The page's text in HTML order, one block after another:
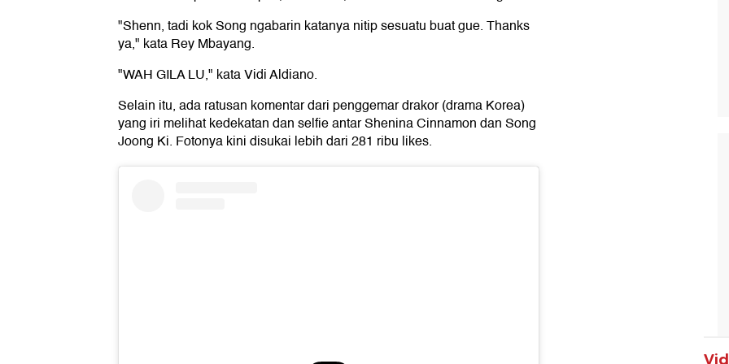
"Shenn, tadi kok Song ngabarin katanya nitip sesuatu buat gue. Thanks
ya," kata Rey Mbayang.
"WAH GILA LU," kata Vidi Aldiano.
Selain itu, ada ratusan komentar dari penggemar drakor (drama Korea)
yang iri melihat kedekatan dan selfie antar Shenina Cinnamon dan Song
Joong Ki. Fotonya kini disukai lebih dari 281 ribu likes.